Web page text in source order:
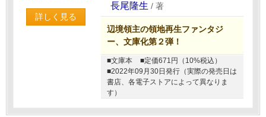
詳しく見る
長尾隆生 / 著
辺境領主の領地再生ファンタジ
ー、文庫化第２弾！
■文庫本
■定価671円（10%税込）
■2022年09月30日発行（実際の発売日は
書店、各電子ストアによって異なりま
す）